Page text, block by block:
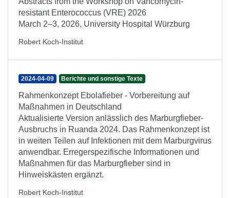
resistant Enterococcus (VRE) 2026
March 2–3, 2026, University Hospital Würzburg
Robert Koch-Institut
2024-04-09 Berichte und sonstige Texte
Rahmenkonzept Ebolafieber - Vorbereitung auf
Maßnahmen in Deutschland
Aktualisierte Version anlässlich des Marburgfieber-
Ausbruchs in Ruanda 2024. Das Rahmenkonzept ist
in weiten Teilen auf Infektionen mit dem Marburgvirus
anwendbar. Erregerspezifische Informationen und
Maßnahmen für das Marburgfieber sind in
Hinweiskästen ergänzt.
Robert Koch-Institut